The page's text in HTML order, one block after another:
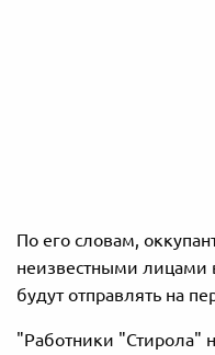
По его словам,
неизвестными лицами
будут отправлять на
"Работники "Стирола"